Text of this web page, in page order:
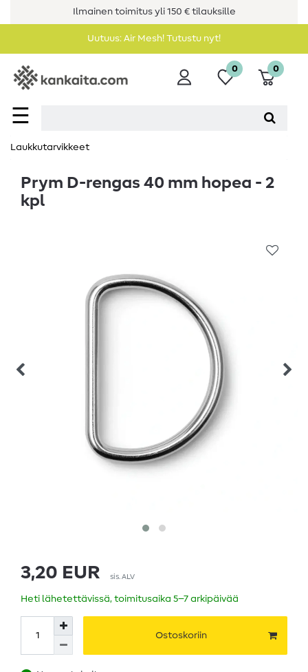
Ilmainen toimitus yli 150 € tilauksille
Uutuus: Air Mesh! Tutustu nyt!
☰
0 0
Laukkutarvikkeet
Prym D-rengas 40 mm hopea - 2
kpl
3,20 EUR sis. ALV
Heti lähetettävissä, toimitusaika 5–7 arkipäivää
Ostoskoriin